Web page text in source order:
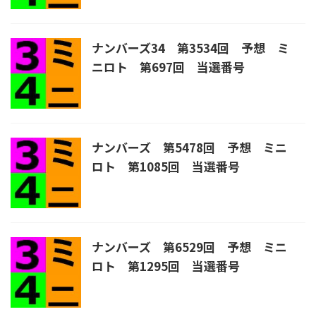
ナンバーズ34 第3534回 予想 ミ
ニロト 第697回 当選番号
ナンバーズ 第5478回 予想 ミニ
ロト 第1085回 当選番号
ナンバーズ 第6529回 予想 ミニ
ロト 第1295回 当選番号